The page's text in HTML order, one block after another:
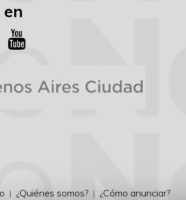
¿Quiénes somos? ¿Cómo anunciar?